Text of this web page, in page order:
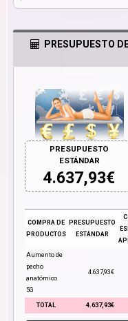
PRESUPUESTO
PRESUPUESTO
ESTÁNDAR
4.637,93€
COMPRA DE
PRODUCTOS
PRESUPUESTO
ESTÁNDAR
Aumento de
pecho
anatómico
5G
4.637,93€
TOTAL 4.637,93€